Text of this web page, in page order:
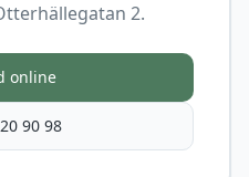
2.
online
90 98